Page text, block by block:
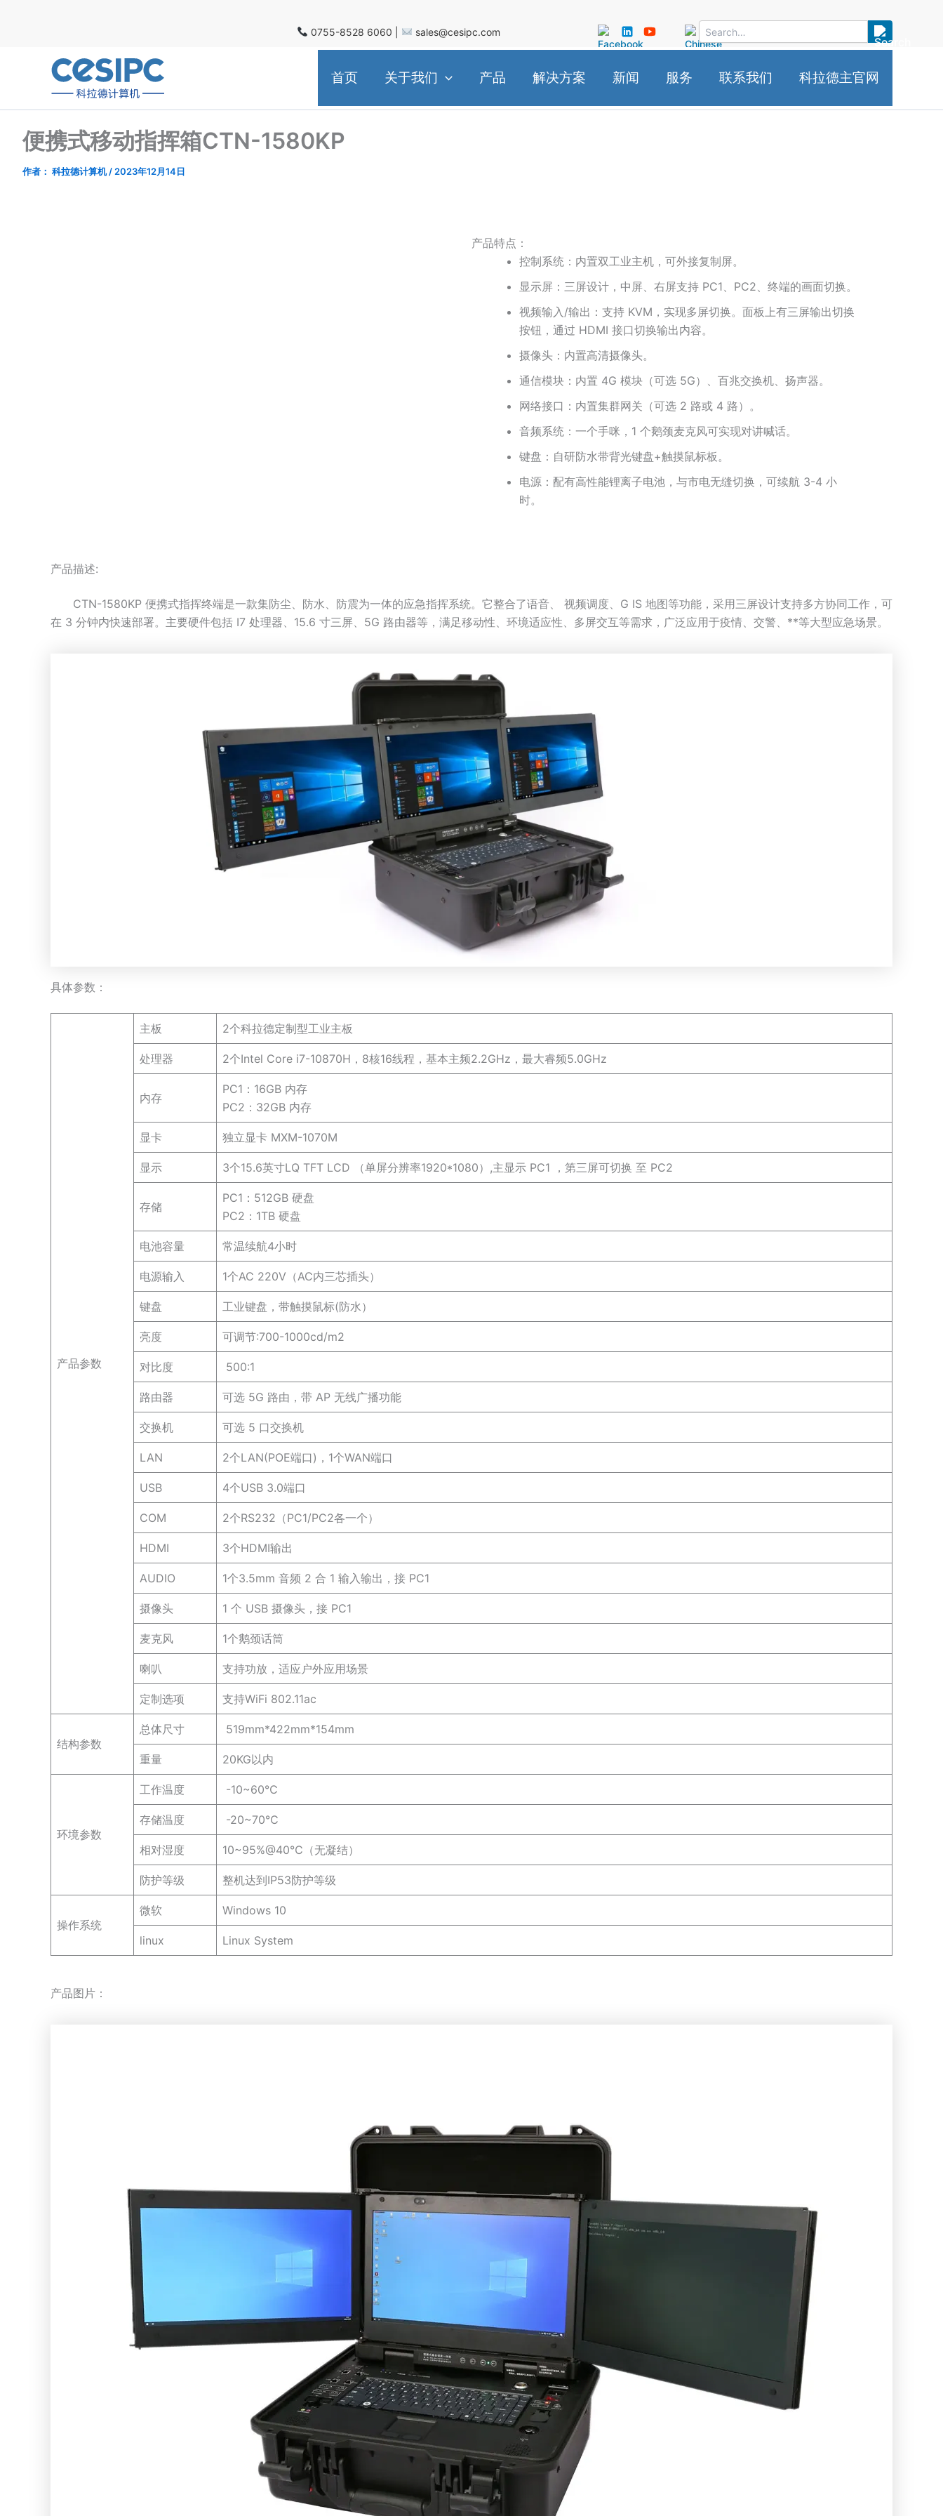
0755-8528 6060 | sales@cesipc.com
首页 关于我们 产品 解决方案 新闻 服务 联系我们 科拉德主官网
便携式移动指挥箱CTN-1580KP
作者： 科拉德计算机/ 2023年12月14日
产品特点：
控制系统：内置双工业主机，可外接复制屏。
显示屏：三屏设计，中屏、右屏支持 PC1、PC2、终端的画面切换。
视频输入/输出：支持 KVM，实现多屏切换。面板上有三屏输出切换
按钮，通过 HDMI 接口切换输出内容。
摄像头：内置高清摄像头。
通信模块：内置 4G 模块（可选 5G）、百兆交换机、扬声器。
网络接口：内置集群网关（可选 2 路或 4 路）。
音频系统：一个手咪，1 个鹅颈麦克风可实现对讲喊话。
键盘：自研防水带背光键盘+触摸鼠标板。
电源：配有高性能锂离子电池，与市电无缝切换，可续航 3-4 小
时。
产品描述:
CTN-1580KP 便携式指挥终端是一款集防尘、防水、防震为一体的应急指挥系统。它整合了语音、 视频调度、G IS 地图等功能，采用三屏设计支持多方协同工作，可
在 3 分钟内快速部署。主要硬件包括 I7 处理器、15.6 寸三屏、5G 路由器等，满足移动性、环境适应性、多屏交互等需求，广泛应用于疫情、交警、**等大型应急场景。
具体参数：
产品参数
主板 2个科拉德定制型工业主板
处理器 2个Intel Core i7-10870H，8核16线程，基本主频2.2GHz，最大睿频5.0GHz
内存
PC1：16GB 内存
PC2：32GB 内存
显卡 独立显卡 MXM-1070M
显示 3个15.6英寸LQ TFT LCD （单屏分辨率1920*1080）,主显示 PC1 ，第三屏可切换 至 PC2
存储
PC1：512GB 硬盘
PC2：1TB 硬盘
电池容量 常温续航4小时
电源输入 1个AC 220V（AC内三芯插头）
键盘 工业键盘，带触摸鼠标(防水）
亮度 可调节:700-1000cd/m2
对比度 500:1
路由器 可选 5G 路由，带 AP 无线广播功能
交换机 可选 5 口交换机
LAN 2个LAN(POE端口)，1个WAN端口
USB 4个USB 3.0端口
COM 2个RS232（PC1/PC2各一个）
HDMI 3个HDMI输出
AUDIO 1个3.5mm 音频 2 合 1 输入输出，接 PC1
摄像头 1 个 USB 摄像头，接 PC1
麦克风 1个鹅颈话筒
喇叭 支持功放，适应户外应用场景
定制选项 支持WiFi 802.11ac
结构参数
总体尺寸 519mm*422mm*154mm
重量 20KG以内
环境参数
工作温度 -10~60℃
存储温度 -20~70℃
相对湿度 10~95%@40℃（无凝结）
防护等级 整机达到IP53防护等级
操作系统
微软 Windows 10
linux Linux System
产品图片：